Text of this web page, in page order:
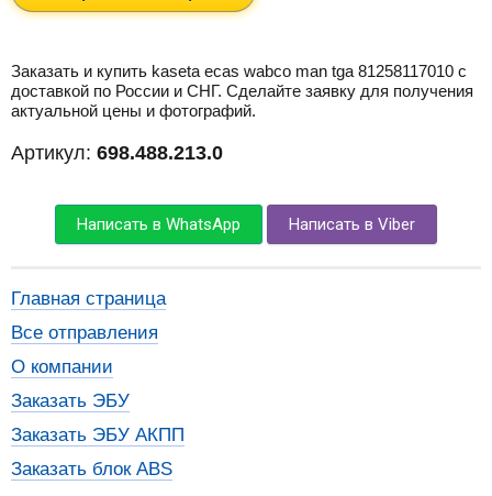
Заказать и купить kaseta ecas wabco man tga 81258117010 с
доставкой по России и СНГ. Сделайте заявку для получения
актуальной цены и фотографий.
Артикул: 698.488.213.0
Написать в WhatsApp Написать в Viber
Главная страница
Все отправления
О компании
Заказать ЭБУ
Заказать ЭБУ АКПП
Заказать блок ABS